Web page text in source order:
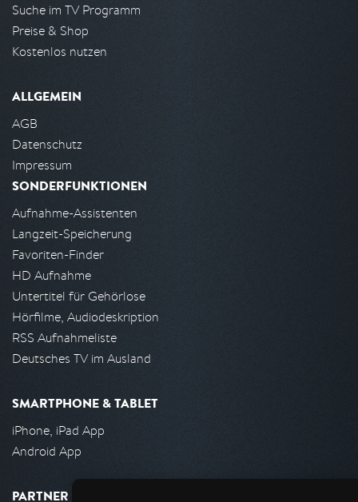
Suche im TV Programm
Preise & Shop
Kostenlos nutzen
ALLGEMEIN
AGB
Datenschutz
Impressum
SONDERFUNKTIONEN
Aufnahme-Assistenten
Langzeit-Speicherung
Favoriten-Finder
HD Aufnahme
Untertitel für Gehörlose
Hörfilme, Audiodeskription
RSS Aufnahmeliste
Deutsches TV im Ausland
SMARTPHONE & TABLET
iPhone, iPad App
Android App
PARTNER